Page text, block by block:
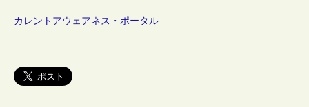
カレントアウェアネス・ポータル